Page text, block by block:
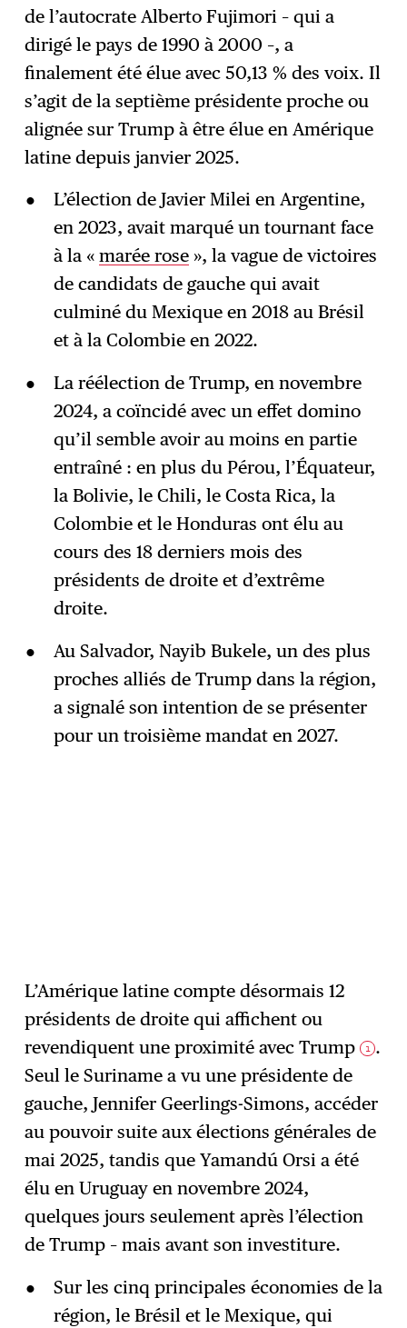
de l’autocrate Alberto Fujimori – qui a
dirigé le pays de 1990 à 2000 –, a
finalement été élue avec 50,13 % des voix. Il
s’agit de la septième présidente proche ou
alignée sur Trump à être élue en Amérique
latine depuis janvier 2025.
L’élection de Javier Milei en Argentine,
en 2023, avait marqué un tournant face
à la « marée rose», la vague de victoires
de candidats de gauche qui avait
culminé du Mexique en 2018 au Brésil
et à la Colombie en 2022.
La réélection de Trump, en novembre
2024, a coïncidé avec un effet domino
qu’il semble avoir au moins en partie
entraîné : en plus du Pérou, l’Équateur,
la Bolivie, le Chili, le Costa Rica, la
Colombie et le Honduras ont élu au
cours des 18 derniers mois des
présidents de droite et d’extrême
droite.
Au Salvador, Nayib Bukele, un des plus
proches alliés de Trump dans la région,
a signalé son intention de se présenter
pour un troisième mandat en 2027.
L’Amérique latine compte désormais 12
présidents de droite qui affichent ou
revendiquent une proximité avec Trump 1 .
Seul le Suriname a vu une présidente de
gauche, Jennifer Geerlings-Simons, accéder
au pouvoir suite aux élections générales de
mai 2025, tandis que Yamandú Orsi a été
élu en Uruguay en novembre 2024,
quelques jours seulement après l’élection
de Trump – mais avant son investiture.
Sur les cinq principales économies de la
région, le Brésil et le Mexique, qui